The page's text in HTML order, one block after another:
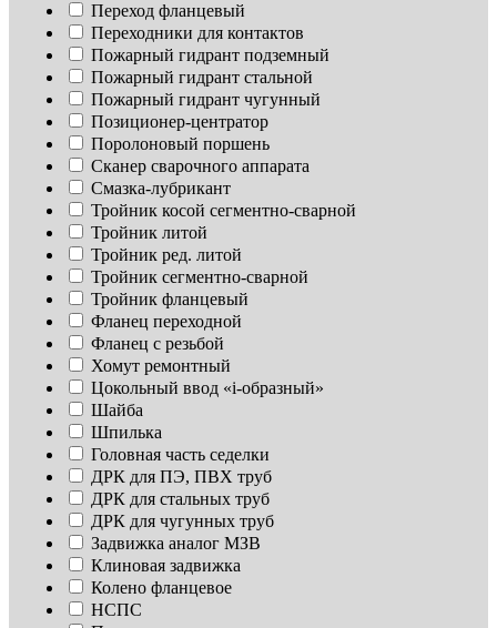
Переход фланцевый
Переходники для контактов
Пожарный гидрант подземный
Пожарный гидрант стальной
Пожарный гидрант чугунный
Позиционер-центратор
Поролоновый поршень
Сканер сварочного аппарата
Смазка-лубрикант
Тройник косой сегментно-сварной
Тройник литой
Тройник ред. литой
Тройник сегментно-сварной
Тройник фланцевый
Фланец переходной
Фланец с резьбой
Хомут ремонтный
Цокольный ввод «i-образный»
Шайба
Шпилька
Головная часть седелки
ДРК для ПЭ, ПВХ труб
ДРК для стальных труб
ДРК для чугунных труб
Задвижка аналог МЗВ
Клиновая задвижка
Колено фланцевое
НСПС